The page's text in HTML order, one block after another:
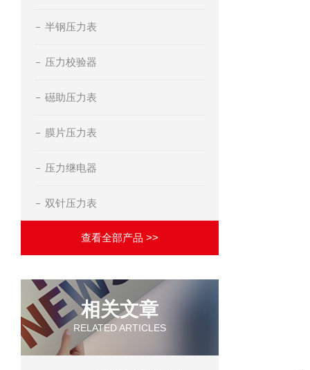
半钢压力表
压力校验器
礠助压力表
膜片压力表
压力继电器
双针压力表
查看全部产品 >>
相关文章
RELATED ARTICLES